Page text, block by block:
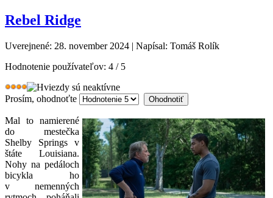
Rebel Ridge
Uverejnené: 28. november 2024 | Napísal: Tomáš Rolík
Hodnotenie používateľov: 4 / 5
Prosím, ohodnoťte
Mal to namierené
do mestečka
Shelby Springs v
štáte Louisiana.
Nohy na pedáloch
bicykla ho
v nemenných